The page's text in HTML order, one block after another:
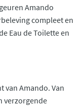
Amando
compleet en
Eau de Toilette en
van Amando. Van
verzorgende